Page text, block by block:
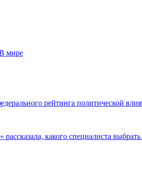
мире
рейтинга политической
какого специалиста